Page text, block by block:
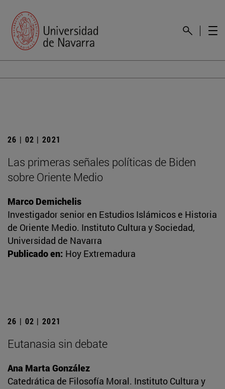
26 | 02 | 2021
Las primeras señales políticas de Biden
sobre Oriente Medio
Marco Demichelis
Investigador senior en Estudios Islámicos e Historia
de Oriente Medio. Instituto Cultura y Sociedad,
Universidad de Navarra
Publicado en: Hoy Extremadura
26 | 02 | 2021
Eutanasia sin debate
Ana Marta González
Catedrática de Filosofía Moral. Instituto Cultura y